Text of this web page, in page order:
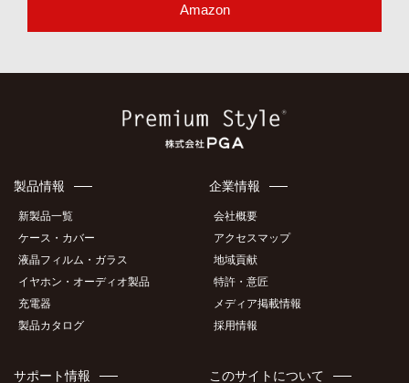
Amazon
製品情報
新製品一覧
ケース・カバー
液晶フィルム・ガラス
イヤホン・オーディオ製品
充電器
製品カタログ
企業情報
会社概要
アクセスマップ
地域貢献
特許・意匠
メディア掲載情報
採用情報
サポート情報 このサイトについて